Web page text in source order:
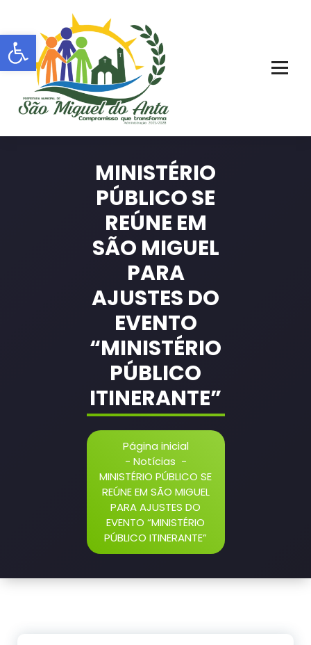
Barra de Ferramentas Aberta
o
conteúdo
MINISTÉRIO
PÚBLICO SE
REÚNE EM
SÃO MIGUEL
PARA
AJUSTES DO
EVENTO
“MINISTÉRIO
PÚBLICO
ITINERANTE”
Página inicial
- Notícias -
MINISTÉRIO PÚBLICO SE
REÚNE EM SÃO MIGUEL
PARA AJUSTES DO
EVENTO “MINISTÉRIO
PÚBLICO ITINERANTE”